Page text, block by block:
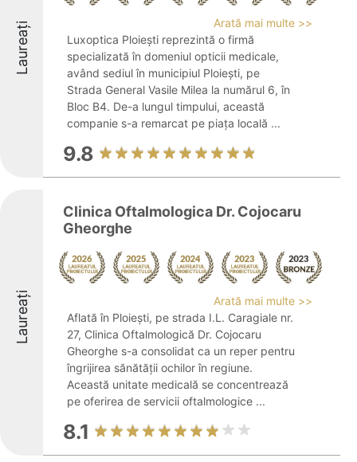
Laureați
Arată mai multe >>
Luxoptica Ploiești reprezintă o firmă
specializată în domeniul opticii medicale,
având sediul în municipiul Ploiești, pe
Strada General Vasile Milea la numărul 6, în
Bloc B4. De-a lungul timpului, această
companie s-a remarcat pe piața locală ...
9.8
Laureați
Clinica Oftalmologica Dr. Cojocaru
Gheorghe
Arată mai multe >>
Aflată în Ploiești, pe strada I.L. Caragiale nr.
27, Clinica Oftalmologică Dr. Cojocaru
Gheorghe s-a consolidat ca un reper pentru
îngrijirea sănătății ochilor în regiune.
Această unitate medicală se concentrează
pe oferirea de servicii oftalmologice ...
8.1